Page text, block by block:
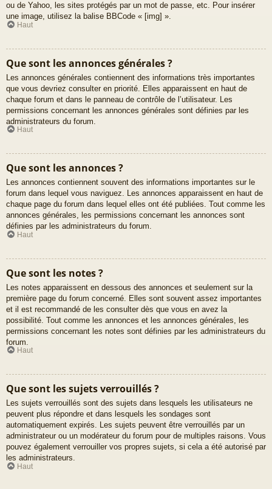
ou de Yahoo, les sites protégés par un mot de passe, etc. Pour insérer
une image, utilisez la balise BBCode « [img] ».
Haut
Que sont les annonces générales ?
Les annonces générales contiennent des informations très importantes
que vous devriez consulter en priorité. Elles apparaissent en haut de
chaque forum et dans le panneau de contrôle de l’utilisateur. Les
permissions concernant les annonces générales sont définies par les
administrateurs du forum.
Haut
Que sont les annonces ?
Les annonces contiennent souvent des informations importantes sur le
forum dans lequel vous naviguez. Les annonces apparaissent en haut de
chaque page du forum dans lequel elles ont été publiées. Tout comme les
annonces générales, les permissions concernant les annonces sont
définies par les administrateurs du forum.
Haut
Que sont les notes ?
Les notes apparaissent en dessous des annonces et seulement sur la
première page du forum concerné. Elles sont souvent assez importantes
et il est recommandé de les consulter dès que vous en avez la
possibilité. Tout comme les annonces et les annonces générales, les
permissions concernant les notes sont définies par les administrateurs du
forum.
Haut
Que sont les sujets verrouillés ?
Les sujets verrouillés sont des sujets dans lesquels les utilisateurs ne
peuvent plus répondre et dans lesquels les sondages sont
automatiquement expirés. Les sujets peuvent être verrouillés par un
administrateur ou un modérateur du forum pour de multiples raisons. Vous
pouvez également verrouiller vos propres sujets, si cela a été autorisé par
les administrateurs.
Haut